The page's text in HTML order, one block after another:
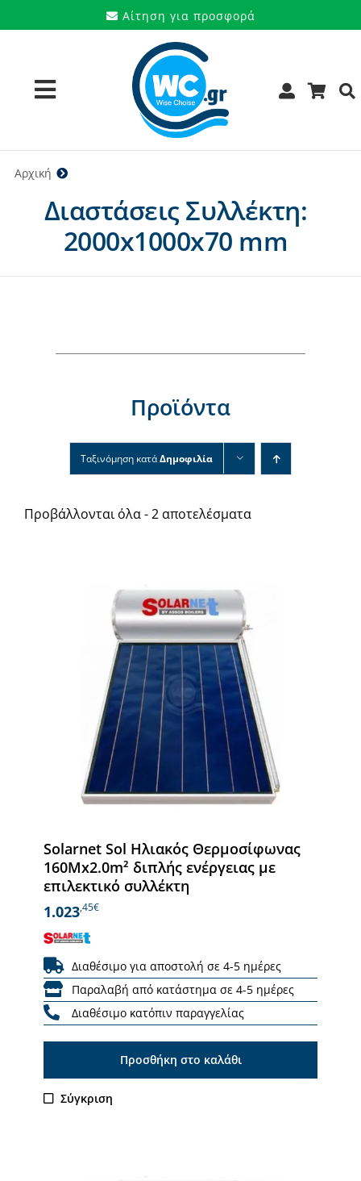
στο
Αίτηση για προσφορά
Toggle
Navigation
Προϊόντα
Υπηρεσίες
Μάρκες
Αρχική
Διαστάσεις Συλλέκτη:
2000x1000x70 mm
Προϊόντα
Ταξινόμηση κατάΔημοφιλία
Προβάλλονται όλα - 2 αποτελέσματα
Solarnet Sol Ηλιακός Θερμοσίφωνας
160Mx2.0m² διπλής ενέργειας με
επιλεκτικό συλλέκτη
1.023,45€
Διαθέσιμο για αποστολή σε 4-5 ημέρες
Παραλαβή από κατάστημα σε 4-5 ημέρες
Διαθέσιμο κατόπιν παραγγελίας
Προσθήκη στο καλάθι
Σύγκριση